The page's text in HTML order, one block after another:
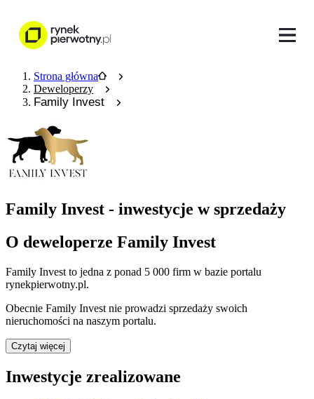
Strona główna
Deweloperzy
Family Invest
Family Invest - inwestycje w sprzedaży
O deweloperze Family Invest
Family Invest to jedna z ponad 5 000 firm w bazie portalu
rynekpierwotny.pl.
Obecnie Family Invest nie prowadzi sprzedaży swoich
nieruchomości na naszym portalu.
Czytaj więcej
Inwestycje zrealizowane